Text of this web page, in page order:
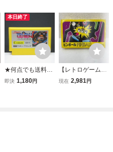
本日終了
★何点でも送料１
８５円★ スーパー
即決 1,180円
【レトロゲーム】
【FC】ファミコン
現在 2,981円